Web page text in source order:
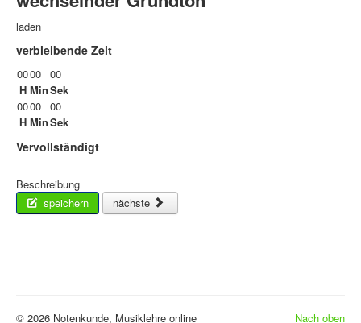
laden
verbleibende Zeit
0000 00
H MinSek
0000 00
H MinSek
Vervollständigt
Beschreibung
speichern
nächste
Nach oben
© 2026 Notenkunde, Musiklehre online